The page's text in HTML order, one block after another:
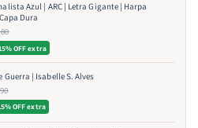
Azul | ARC | Letra Gigante | Harpa
Dura
OFF extra
| Isabelle S. Alves
OFF extra